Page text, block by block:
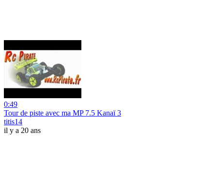
0:49
Tour de piste avec ma MP 7.5 Kanaï 3
titis14
il y a 20 ans